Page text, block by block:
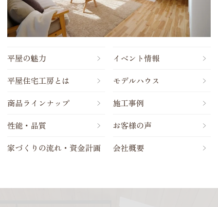
平屋の魅力
平屋住宅工房とは
商品ラインナップ
性能・品質
家づくりの流れ・資金計画
イベント情報
モデルハウス
施工事例
お客様の声
会社概要